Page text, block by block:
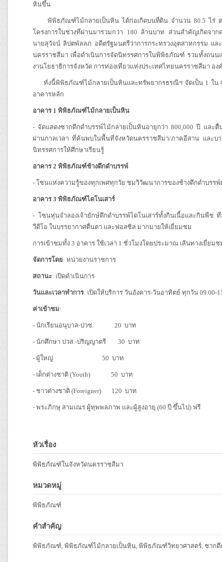
หินขึ้น
พิพิธภัณฑ์ไม้กลายเป็นหิน ได้ก่อเกิดบนที่ดิน จำนวน 80.5 ไร่ ตา
โครงการในช่วงที่ผ่านมารวมกว่า 180 ล้านบาท ส่วนสำคัญเกิดจา
นายสุวัจน์ ลิปตพัลลภ อดีตรัฐมนตรีว่าการกระทรวงอุตสาหกรรม แ
นครราชสีมา เพื่อดำเนินการจัดนิทรรศการในพิพิธภัณฑ์ รวมทั้งถน
งานโยธาธิการจังหวัด การท่องเที่ยวแห่งประเทศไทยนครราชสีมา อ
ทั่งนี้พิพิธภัณฑ์ไม้กลายเป็นหินและทรัพยากรธรณีฯ จัดเป็น 1 ใน
อาคารหลัก
อาคาร 1 พิพิธภัณฑ์ไม้กลายเป็นหิน
-​ จัดแสดงซากดึกดำบรรพ์ไม้กลายเป็นหินอายุกว่า 800,000 ปี แล
ผ่านกาลเวลา ที่ค้นพบในพื้นที่จังหวัดนครราชสีมา/ภาคอีสาน และบ
นิทรรศการให้ศึกษาเรียนรู้
อาคาร 2 พิพิธภัณฑ์ช้างดึกดำบรรพ์
-​ โซนแห่งความรู้ของทุกเพศทุกวัย ชมวิวัฒนาการของช้างดึกดำบร
อาคาร 3 พิพิธภัณฑ์ไดโนเสาร์
-​ โซนหุ่นจำลองเจ้ายักษ์ดึกดำบรรพ์ไดโนเสาร์ทั้งกินเนื้อและกินพืช
วีดีโอ ในบรรยากาศตื่นตา และฟอสซิล มากมายให้เยี่ยมชม
การเข้าชมทั้ง 3 อาคาร ใช้เวลา 1 ชั่วโมงโดยประมาณ เส้นทางเยี่ยม
จัดการโดย: หน่วยงานราชการ
สถานะ: เปิดดำเนินการ
วันและเวลาทำการ: เปิดให้บริการ วันอังคาร-วันอาทิตย์ ทุกวัน
ค่าเข้าชม:
- นักเรียนอนุบาล-ปวช. 20 บาท
- นักศึกษา ปวส.-ปริญญาตรี 30 บาท
- ผู้ใหญ่ 50 บาท
- เด็กต่างชาติ (Youth) 50 บาท
- ชาวต่างชาติ (Foreigner) 120 บาท
- พระภิกษุ สามเณร ผู้ทุพพลภาพ และผู้สูงอายุ (60 ปี ขึ้นไป) ฟรี
หัวเรื่อง
พิพิธภัณฑ์ในจังหวัดนครราชสีมา
หมวดหมู่
พิพิธภัณฑ์
คำสำคัญ
พิพิธภัณฑ์, พิพิธภัณฑ์ไม้กลายเป็นหิน, พิพิธภัณฑ์วิทยาศาสตร์, ซากดึก